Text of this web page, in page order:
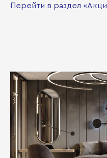
Перейти в раздел